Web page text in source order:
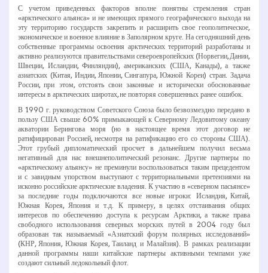
С учетом приведенных факторов вполне понятны стремления стран
«арктического альянса» и не имеющих прямого географического выхода на
эту территорию государств закрепить и расширить свое геополитическое,
экономическое и военное влияние в Заполярном круге. На сегодняшний день
собственные программы освоения арктических территорий разработаны и
активно реализуются правительствами североевропейских (Норвегии, Дании,
Швеции, Исландии, Финляндии), американских (США, Канады), а также
азиатских (Китая, Индии, Японии, Сингапура, Южной Кореи) стран. Задача
России, при этом, отстоять свои законные и исторически обоснованные
интересы в арктических широтах, не повторяя совершенных ранее ошибок.
В 1990 г. руководством Советского Союза было безвозмездно передано в
пользу США свыше 60% примыкающей к Северному Ледовитому океану
акватории Берингова моря (но в настоящее время этот договор не
ратифицирован Россией, несмотря на ратификацию его со стороны США).
Этот грубый дипломатический просчет в дальнейшем получил весьма
негативный для нас внешнеполитический резонанс. Другие партнеры по
«арктическому альянсу» не преминули воспользоваться таким прецедентом
и с завидным упорством выступают с территориальными претензиями на
исконно российские арктические владения. К участию в «северном пасьянсе»
за последние годы подключаются все новые игроки: Исландия, Китай,
Южная Корея, Япония и т.д. К примеру, в целях отстаивания общих
интересов по обеспечению доступа к ресурсам Арктики, а также права
свободного использования северных морских путей в 2004 году был
образован так называемый «Азиатский форум полярных исследований»
(КНР, Япония, Южная Корея, Таиланд и Малайзия). В рамках реализации
данной программы наши китайские партнеры активными темпами уже
создают сильный ледокольный флот.